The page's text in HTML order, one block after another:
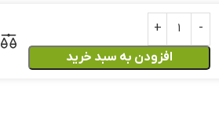
افزودن به سبد خرید